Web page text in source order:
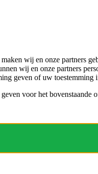
wij en onze partners
wij en onze partners
geven of uw
voor het bovenstaande